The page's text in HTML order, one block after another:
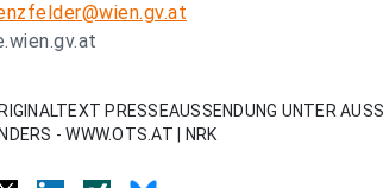
PRESSEAUSSENDUNG UNTER
- WWW.OTS.AT | NRK